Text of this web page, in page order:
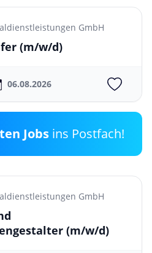
GmbH
(m/w/d)
06.08.2026
Jobs ins Postfach!
GmbH
(m/w/d)